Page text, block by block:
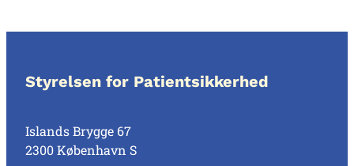
Styrelsen for Patientsikkerhed
Islands Brygge 67
2300 København S